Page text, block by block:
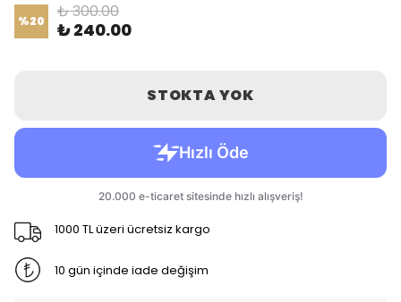
%20 ₺ 300.00
₺ 240.00
STOKTA YOK
1000 TL üzeri ücretsiz kargo
10 gün içinde iade değişim